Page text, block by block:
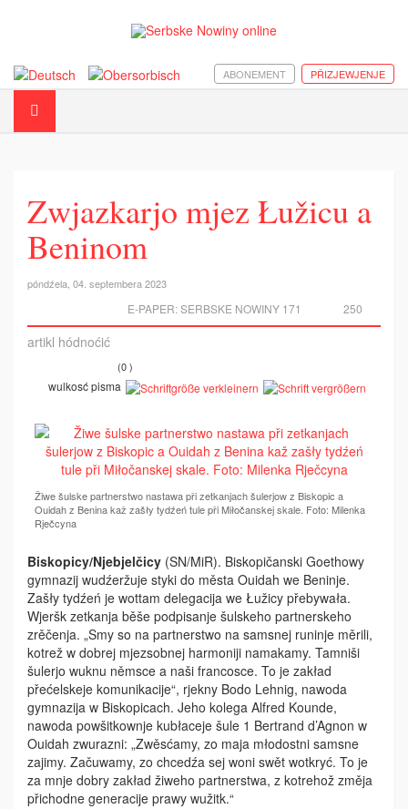
PŘIZJEWJENJE
ABONEMENT
Zwjazkarjo mjez Łužicu a
Beninom
póndźela, 04. septembera 2023
250
E-PAPER:SERBSKE NOWINY 171
artikl hódnoćić
(0 )
wulkosć pisma
Žiwe šulske partnerstwo nastawa při zetkanjach šulerjow z Biskopic a
Ouidah z Benina kaž zašły tydźeń tule při Miłočanskej skale. Foto: Milenka
Rječcyna
Biskopicy/Njebjelčicy (SN/MiR). Biskopičanski Goethowy
gymnazij wudźeržuje styki do města Ouidah we Beninje.
Zašły tydźeń je wottam delegacija we Łužicy přebywała.
Wjeršk zetkanja běše podpisanje šulskeho partnerskeho
zrěčenja. „Smy so na partnerstwo na samsnej runinje měrili,
kotrež w dobrej mjezsobnej harmoniji namakamy. Tamniši
šulerjo wuknu němsce a naši francosce. To je zakład
přećelskeje komunikacije“, rjekny Bodo Lehnig, nawoda
gymnazija w Biskopicach. Jeho kolega Alfred Kounde,
nawoda powšitkownje kubłaceje šule 1 Bertrand d’Agnon w
Ouidah zwurazni: „Zwěsćamy, zo maja młodostni samsne
zajimy. Začuwamy, zo chcedźa sej woni swět wotkryć. To je
za mnje dobry zakład žiweho partnerstwa, z kotrehož změja
přichodne generacije prawy wužitk.“